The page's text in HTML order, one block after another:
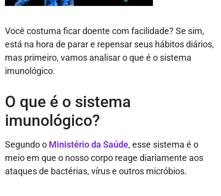
Você costuma ficar doente com facilidade? Se sim,
está na hora de parar e repensar seus hábitos diários,
mas primeiro, vamos analisar o que é o sistema
imunológico.
O que é o sistema
imunológico?
Segundo o Ministério da Saúde, esse sistema é o
meio em que o nosso corpo reage diariamente aos
ataques de bactérias, vírus e outros micróbios.